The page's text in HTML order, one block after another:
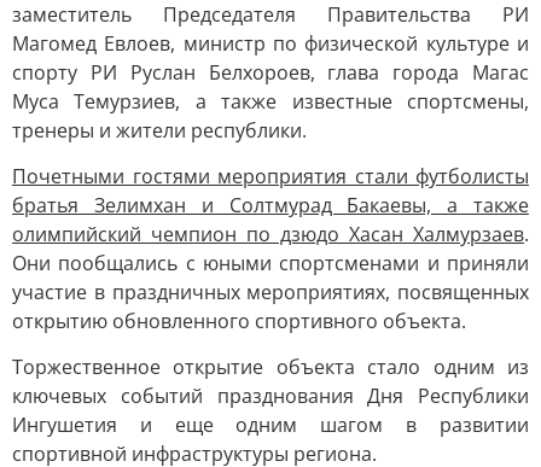
заместитель Председателя Правительства РИ
Магомед Евлоев, министр по физической культуре и
спорту РИ Руслан Белхороев, глава города Магас
Муса Темурзиев, а также известные спортсмены,
тренеры и жители республики.
Почетными гостями мероприятия стали футболисты
братья Зелимхан и Солтмурад Бакаевы, а также
олимпийский чемпион по дзюдо Хасан Халмурзаев.
Они пообщались с юными спортсменами и приняли
участие в праздничных мероприятиях, посвященных
открытию обновленного спортивного объекта.
Торжественное открытие объекта стало одним из
ключевых событий празднования Дня Республики
Ингушетия и еще одним шагом в развитии
спортивной инфраструктуры региона.